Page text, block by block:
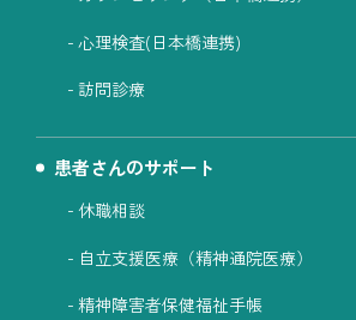
心理検査(日本橋連携)
訪問診療
患者さんのサポート
休職相談
自立支援医療（精神通院医療）
精神障害者保健福祉手帳